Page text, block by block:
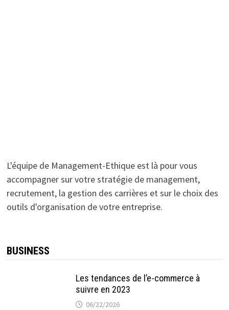
L'équipe de Management-Ethique est là pour vous
accompagner sur votre stratégie de management,
recrutement, la gestion des carrières et sur le choix des
outils d'organisation de votre entreprise.
BUSINESS
Les tendances de l’e-commerce à
suivre en 2023
06/22/2026